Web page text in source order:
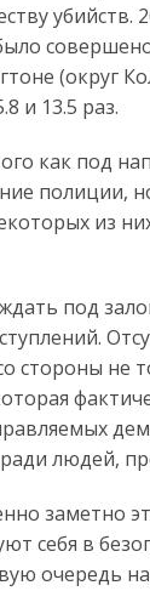
(округ
и 13.5 раз.
как под
полиции,
из
под
стороны не
людей,
заметно
себя в
очередь